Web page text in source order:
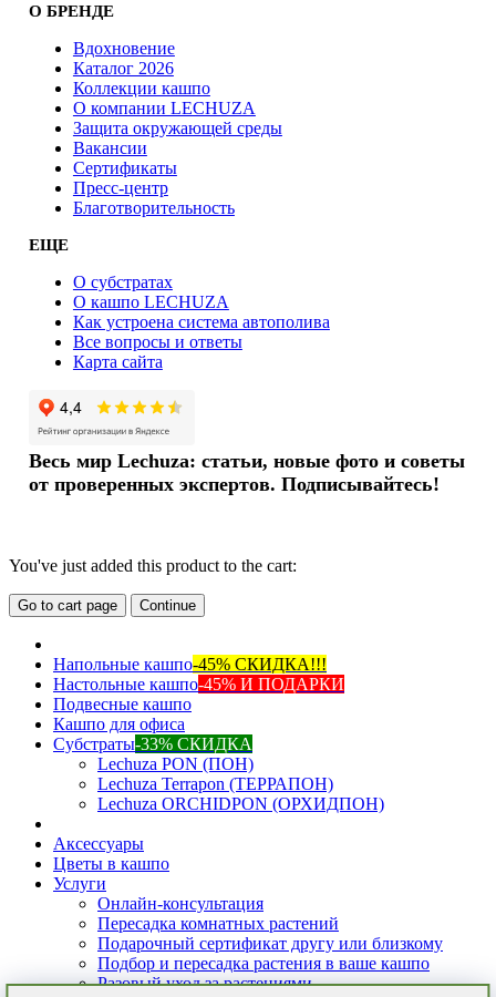
О БРЕНДЕ
Вдохновение
Каталог 2026
Коллекции кашпо
О компании LECHUZA
Защита окружающей среды
Вакансии
Сертификаты
Пресс-центр
Благотворительность
ЕЩЕ
О субстратах
О кашпо LECHUZA
Как устроена система автополива
Все вопросы и ответы
Карта сайта
Весь мир Lechuza: статьи, новые фото и советы
от проверенных экспертов. Подписывайтесь!
You've just added this product to the cart:
Go to cart page Continue
Напольные кашпо-45% СКИДКА!!!
Настольные кашпо-45% И ПОДАРКИ
Подвесные кашпо
Кашпо для офиса
Субстраты-33% СКИДКА
Lechuza PON (ПОН)
Lechuza Terrapon (ТЕРРАПОН)
Lechuza ORCHIDPON (ОРХИДПОН)
Аксессуары
Цветы в кашпо
Услуги
Онлайн-консультация
Пересадка комнатных растений
Подарочный сертификат другу или близкому
Подбор и пересадка растения в ваше кашпо
Разовый уход за растениями